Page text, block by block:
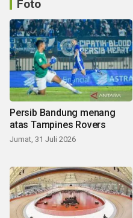
Foto
Persib Bandung menang
atas Tampines Rovers
Jumat, 31 Juli 2026